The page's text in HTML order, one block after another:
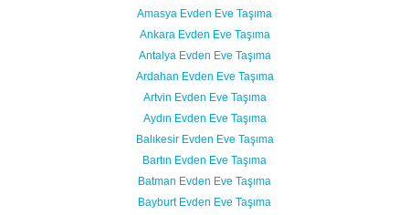
Amasya Evden Eve Taşıma
Ankara Evden Eve Taşıma
Antalya Evden Eve Taşıma
Ardahan Evden Eve Taşıma
Artvin Evden Eve Taşıma
Aydın Evden Eve Taşıma
Balıkesir Evden Eve Taşıma
Bartın Evden Eve Taşıma
Batman Evden Eve Taşıma
Bayburt Evden Eve Taşıma